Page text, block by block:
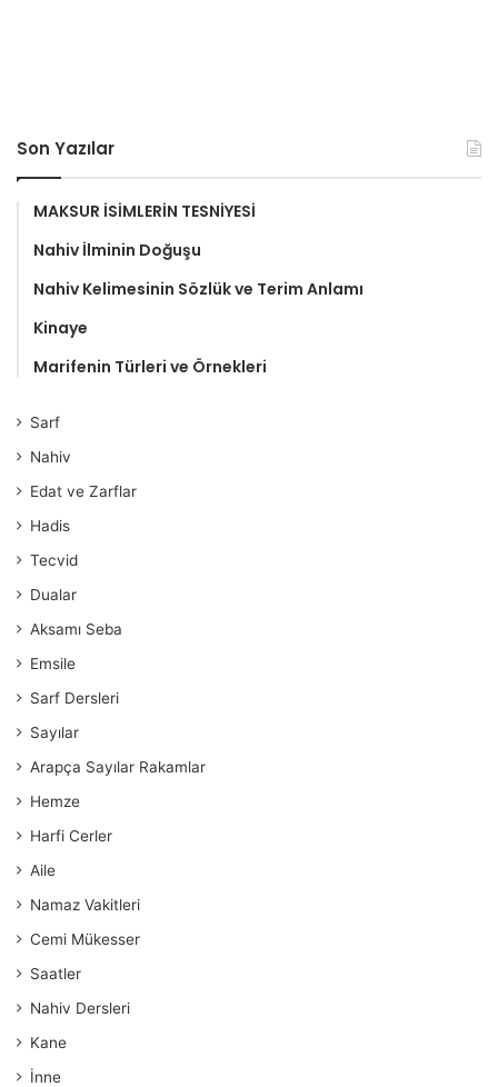
Son Yazılar
MAKSUR İSİMLERİN TESNİYESİ
Nahiv İlminin Doğuşu
Nahiv Kelimesinin Sözlük ve Terim Anlamı
Kinaye
Marifenin Türleri ve Örnekleri
Sarf
Nahiv
Edat ve Zarflar
Hadis
Tecvid
Dualar
Aksamı Seba
Emsile
Sarf Dersleri
Sayılar
Arapça Sayılar Rakamlar
Hemze
Harfi Cerler
Aile
Namaz Vakitleri
Cemi Mükesser
Saatler
Nahiv Dersleri
Kane
İnne